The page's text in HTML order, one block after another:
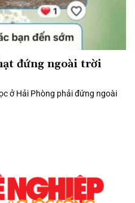
đứng ngoài trời
ở Hải Phòng phải đứng ngoài